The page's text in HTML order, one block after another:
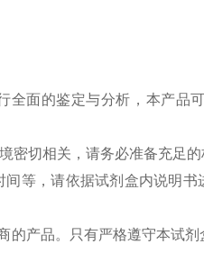
全面的鉴定与分析，本产品
密切相关，请务必准备充足的
等，请依据试剂盒内说明书
产品。只有严格遵守本试